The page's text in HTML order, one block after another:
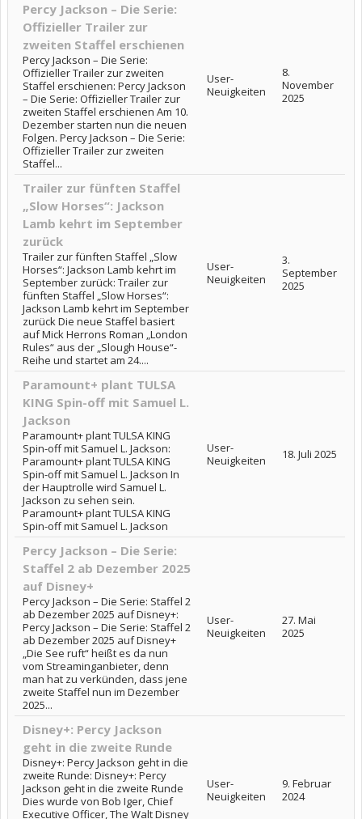
Percy Jackson – Die Serie:
Offizieller Trailer zur
zweiten Staffel erschienen
Percy Jackson – Die Serie:
Offizieller Trailer zur zweiten
Staffel erschienen: Percy Jackson
– Die Serie: Offizieller Trailer zur
zweiten Staffel erschienen Am 10.
Dezember starten nun die neuen
Folgen. Percy Jackson – Die Serie:
Offizieller Trailer zur zweiten
Staffel...
User-
Neuigkeiten
8.
November
2025
Trailer zur fünften Staffel
„Slow Horses“: Jackson
Lamb kehrt im September
zurück
Trailer zur fünften Staffel „Slow
Horses“: Jackson Lamb kehrt im
September zurück: Trailer zur
fünften Staffel „Slow Horses“:
Jackson Lamb kehrt im September
zurück Die neue Staffel basiert
auf Mick Herrons Roman „London
Rules“ aus der „Slough House“-
Reihe und startet am 24....
User-
Neuigkeiten
3.
September
2025
Paramount+ plant TULSA
KING Spin-off mit Samuel L.
Jackson
Paramount+ plant TULSA KING
Spin-off mit Samuel L. Jackson:
Paramount+ plant TULSA KING
Spin-off mit Samuel L. Jackson In
der Hauptrolle wird Samuel L.
Jackson zu sehen sein.
Paramount+ plant TULSA KING
Spin-off mit Samuel L. Jackson
User-
Neuigkeiten
18. Juli 2025
Percy Jackson – Die Serie:
Staffel 2 ab Dezember 2025
auf Disney+
Percy Jackson – Die Serie: Staffel 2
ab Dezember 2025 auf Disney+:
Percy Jackson – Die Serie: Staffel 2
ab Dezember 2025 auf Disney+
„Die See ruft“ heißt es da nun
vom Streaminganbieter, denn
man hat zu verkünden, dass jene
zweite Staffel nun im Dezember
2025...
User-
Neuigkeiten
27. Mai
2025
Disney+: Percy Jackson
geht in die zweite Runde
Disney+: Percy Jackson geht in die
zweite Runde: Disney+: Percy
Jackson geht in die zweite Runde
Dies wurde von Bob Iger, Chief
Executive Officer, The Walt Disney
User-
Neuigkeiten
9. Februar
2024